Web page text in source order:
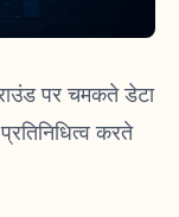
पर चमकते डेटा
करते